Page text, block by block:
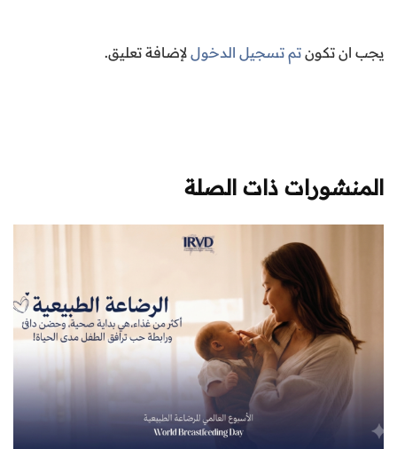
يجب ان تكون تم تسجيل الدخول لإضافة تعليق.
المنشورات ذات الصلة